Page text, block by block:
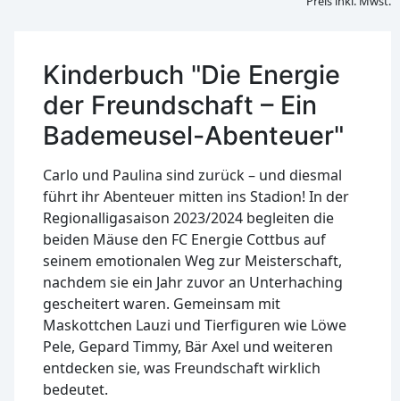
Kinderbuch "Die Energie
der Freundschaft – Ein
Bademeusel-Abenteuer"
Carlo und Paulina sind zurück – und diesmal
führt ihr Abenteuer mitten ins Stadion! In der
Regionalligasaison 2023/2024 begleiten die
beiden Mäuse den FC Energie Cottbus auf
seinem emotionalen Weg zur Meisterschaft,
nachdem sie ein Jahr zuvor an Unterhaching
gescheitert waren. Gemeinsam mit
Maskottchen Lauzi und Tierfiguren wie Löwe
Pele, Gepard Timmy, Bär Axel und weiteren
entdecken sie, was Freundschaft wirklich
bedeutet.